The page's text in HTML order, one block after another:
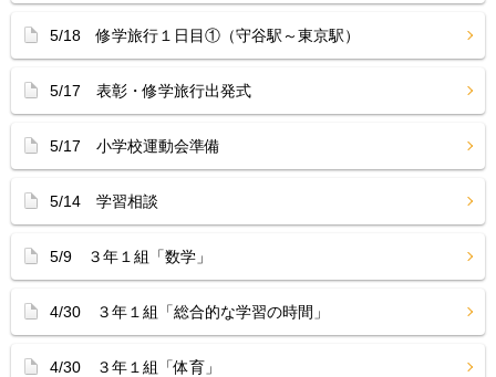
5/18 修学旅行１日目①（守谷駅～東京駅）
5/17 表彰・修学旅行出発式
5/17 小学校運動会準備
5/14 学習相談
5/9 ３年１組「数学」
4/30 ３年１組「総合的な学習の時間」
4/30 ３年１組「体育」